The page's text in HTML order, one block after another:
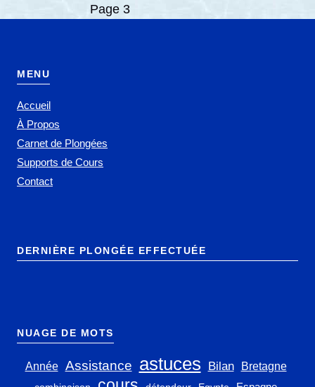
Page 3
MENU
Accueil
À Propos
Carnet de Plongées
Supports de Cours
Contact
DERNIÈRE PLONGÉE EFFECTUÉE
NUAGE DE MOTS
Année Assistance astuces Bilan Bretagne